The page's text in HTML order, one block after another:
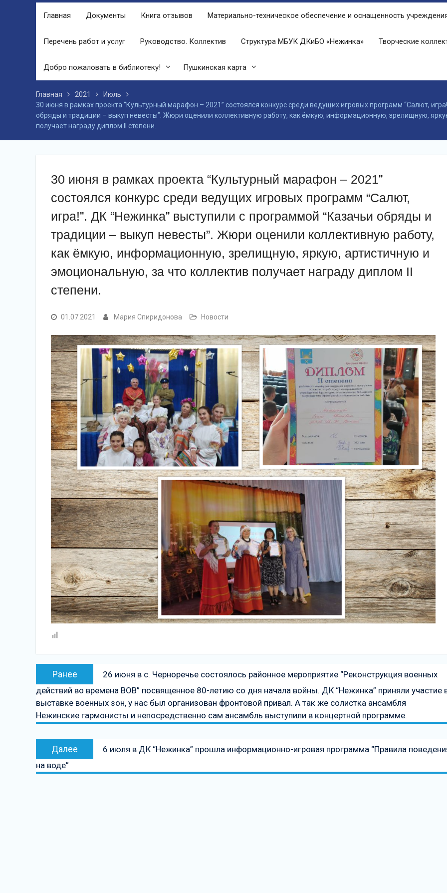
беспроигрышная лотерея и все кто
призы от спонсоров в виде упаковок
подсолнечного масла и муки.
Наша землячка стала финалисткой
Всероссийского конкурса
«Библиотекарь года – 2025»
Главная Документы Книга отзывов Материально-техническое обеспечение и оснащенность
Перечень работ и услуг Руководство. Коллектив Структура МБУК ДКиБО «Нежинка» Творческие
Добро пожаловать в библиотеку! Пушкинская карта
Главная 2021
Июль
30 июня в рамках проекта “Культурный марафон – 2021” состоялся конкурс среди ведущих игровых программ “Салют,
обряды и традиции – выкуп невесты”. Жюри оценили коллективную работу, как ёмкую, информационную, зрелищную,
получает награду диплом II степени.
30 июня в рамках проекта “Культурный марафон – 2021”
состоялся конкурс среди ведущих игровых программ “Салют,
игра!”. ДК “Нежинка” выступили с программой “Казачьи обряды и
традиции – выкуп невесты”. Жюри оценили коллективную работу,
как ёмкую, информационную, зрелищную, яркую, артистичную и
эмоциональную, за что коллектив получает награду диплом II
степени.
01.07.2021 Мария Спиридонова Новости
Навигация
записям
Ранее
запись:
26 июня в с. Черноречье состоялось районное мероприятие “Реконструкция военных
действий во времена ВОВ” посвященное 80-летию со дня начала войны. ДК “Нежинка” приняли участие
выставке военных зон, у нас был организован фронтовой привал. А так же солистка ансамбля
Нежинские гармонисты и непосредственно сам ансамбль выступили в концертной программе.
Далее
запись
6 июля в ДК “Нежинка” прошла информационно-игровая программа “Правила
на воде”